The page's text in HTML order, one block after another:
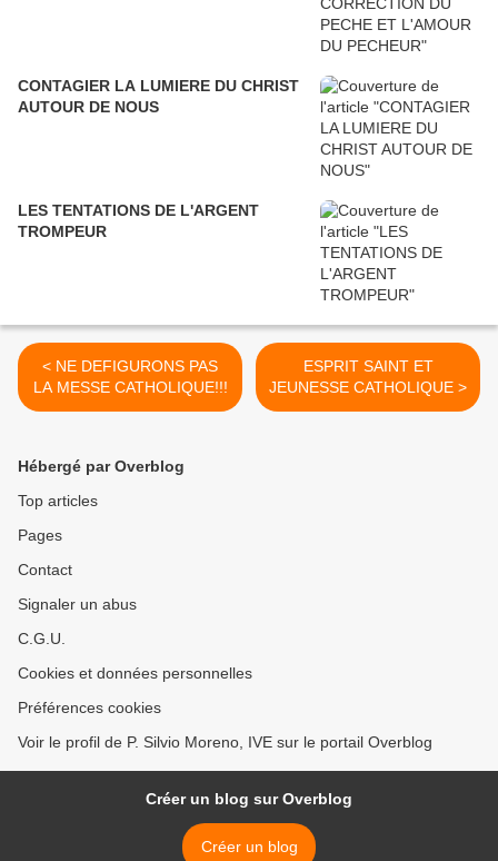
CONTAGIER LA LUMIERE DU CHRIST
AUTOUR DE NOUS
LES TENTATIONS DE L'ARGENT
TROMPEUR
< NE DEFIGURONS PAS
LA MESSE CATHOLIQUE!!!
ESPRIT SAINT ET
JEUNESSE CATHOLIQUE >
Hébergé par Overblog
Top articles
Pages
Contact
Signaler un abus
C.G.U.
Cookies et données personnelles
Préférences cookies
Voir le profil de P. Silvio Moreno, IVE sur le portail Overblog
Créer un blog sur Overblog
Créer un blog